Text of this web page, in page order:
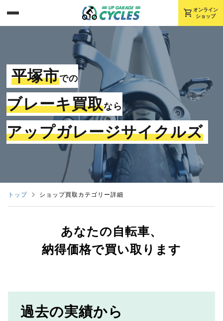
shopping_cart オンライン
ショップ
平塚市での
ブレーキ買取なら
アップガレージサイクルズ
トップ ショップ買取カテゴリー詳細
あなたの自転車、
納得価格で買い取ります
過去の実績から